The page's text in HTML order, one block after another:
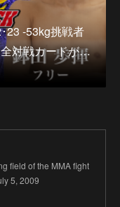
23 -53kg挑戦者
対戦カードが…
field of the MMA fight
5, 2009